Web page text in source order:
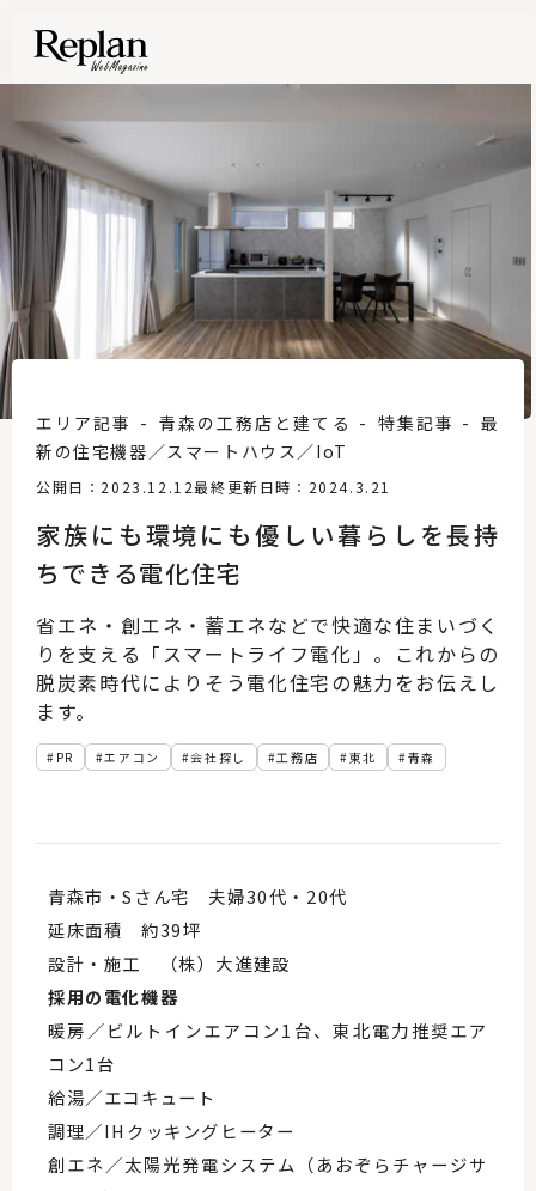
家族にも環境にも優しい暮らしを長持
ちできる電化住宅
公開日：2023.12.12最終更新日時：2024.3.21
エリア記事 青森の工務店と建てる 特集記事
最
新の住宅機器／スマートハウス／IoT
PR エアコン 会社探し 工務店 東北 青森
省エネ・創エネ・蓄エネなどで快適な住まいづく
りを支える「スマートライフ電化」。これからの
脱炭素時代によりそう電化住宅の魅力をお伝えし
ます。
青森市・Sさん宅 夫婦30代・20代
延床面積 約39坪
設計・施工 （株）大進建設
採用の電化機器
暖房／ビルトインエアコン1台、東北電力推奨エア
コン1台
給湯／エコキュート
調理／IHクッキングヒーター
創エネ／太陽光発電システム（あおぞらチャージサ